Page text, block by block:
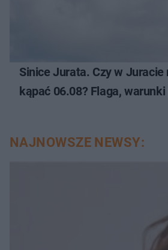
Sinice Jurata. Czy w Juracie
kąpać 06.08? Flaga,
NAJNOWSZE NEWSY: